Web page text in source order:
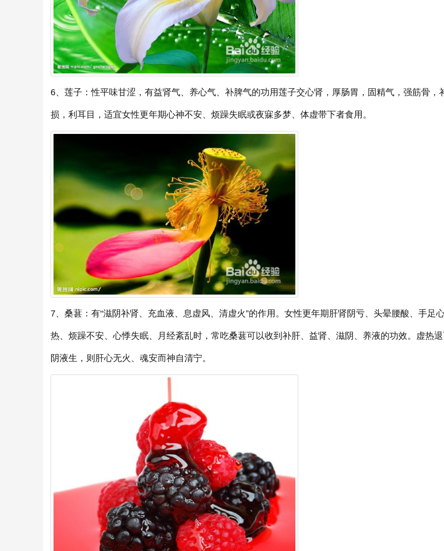
6、莲子：性平味甘涩，有益肾气、养心气、补脾气的功用莲子交心肾，厚肠胃，固精气，强筋骨，
损，利耳目，适宜女性更年期心神不安、烦躁失眠或夜寐多梦、体虚带下者食用。
7、桑葚：有“滋阴补肾、充血液、息虚风、清虚火”的作用。女性更年期肝肾阴亏、头晕腰酸、手足
热、烦躁不安、心悸失眠、月经紊乱时，常吃桑葚可以收到补肝、益肾、滋阴、养液的功效。虚热
阴液生，则肝心无火、魂安而神自清宁。